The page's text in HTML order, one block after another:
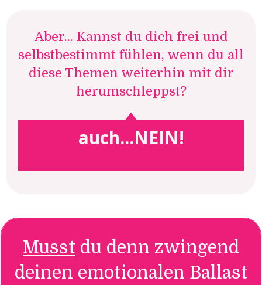
Aber... Kannst du dich frei und
selbstbestimmt fühlen, wenn du all
diese Themen weiterhin mit dir
herumschleppst?
auch...NEIN!
Musst du denn zwingend
deinen emotionalen Ballast